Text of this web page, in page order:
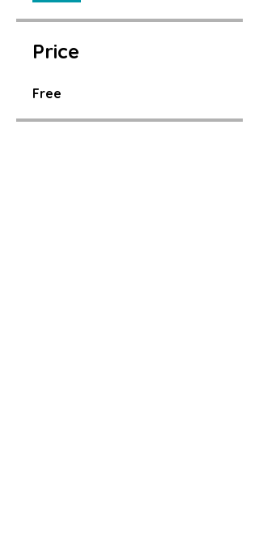
Price
Free